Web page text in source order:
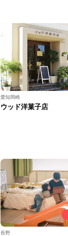
愛知岡崎
ウッド洋菓子店
長野